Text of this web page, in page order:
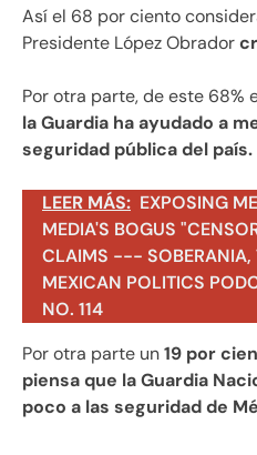
Así el 68 por ciento
Presidente López Obrador
Por otra parte, de este 68%
la Guardia ha ayudado a
seguridad pública del país.
LEER MÁS: EXPOSING
MEDIA'S BOGUS
CLAIMS --- SOBERANIA,
MEXICAN POLITICS
NO. 114
Por otra parte un19 por
piensa que la Guardia
poco a las seguridad de